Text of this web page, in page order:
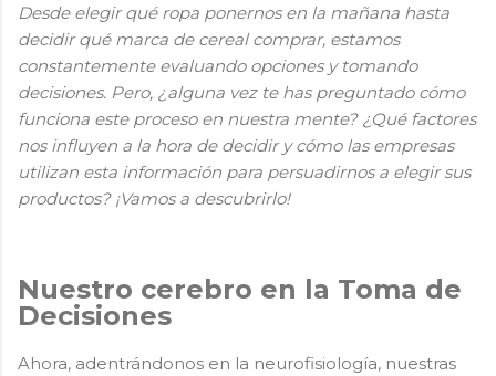
Desde elegir qué ropa ponernos en la mañana hasta
decidir qué marca de cereal comprar, estamos
constantemente evaluando opciones y tomando
decisiones. Pero, ¿alguna vez te has preguntado cómo
funciona este proceso en nuestra mente? ¿Qué factores
nos influyen a la hora de decidir y cómo las empresas
utilizan esta información para persuadirnos a elegir sus
productos? ¡Vamos a descubrirlo!
Nuestro cerebro en la Toma de
Decisiones
Ahora, adentrándonos en la neurofisiología, nuestras